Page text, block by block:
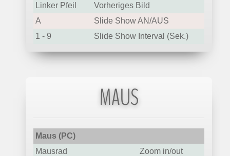
Linker Pfeil
Vorheriges Bild
A
Slide Show AN/AUS
1 - 9
Slide Show Interval (Sek.)
MAUS
Maus (PC)
Mausrad
Zoom in/out